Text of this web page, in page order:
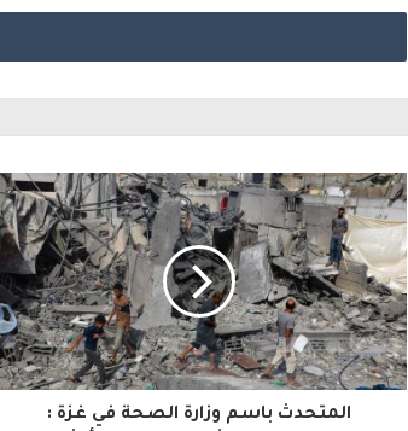
د
خ
ل
ب
ر
ي
د
ك
ا
ل
المتحدث باسم وزارة الصحة في غزة :